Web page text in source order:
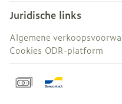
Juridische links
Algemene
Cookies ODR-platform